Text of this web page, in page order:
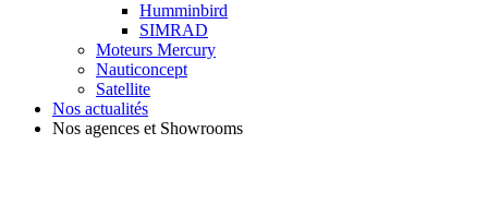
Humminbird
SIMRAD
Moteurs Mercury
Nauticoncept
Satellite
Nos actualités
Nos agences et Showrooms